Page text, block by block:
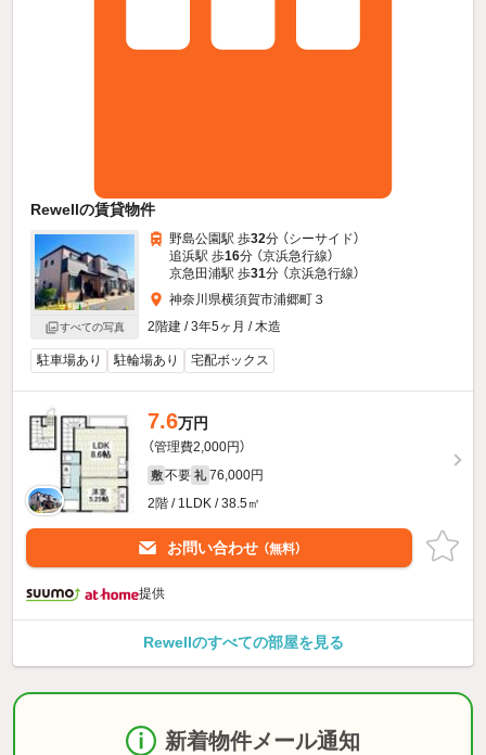
Rewellの賃貸物件
すべての写真
野島公園駅 歩32分 （シーサイド）
追浜駅 歩16分 （京浜急行線）
京急田浦駅 歩31分 （京浜急行線）
神奈川県横須賀市浦郷町３
2階建 / 3年5ヶ月 / 木造
駐車場あり 駐輪場あり 宅配ボックス
7.6万円
（管理費2,000円）
敷 不要 礼 76,000円
2階 / 1LDK / 38.5㎡
お問い合わせ （無料）
提供
Rewellのすべての部屋を見る
新着物件メール通知